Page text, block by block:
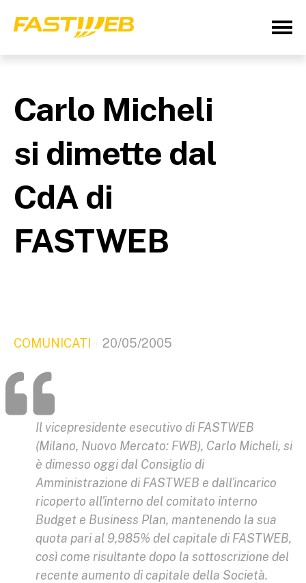
Carlo Micheli
si dimette dal
CdA di
FASTWEB
COMUNICATI 20/05/2005
Il vicepresidente esecutivo di FASTWEB
(Milano, Nuovo Mercato: FWB), Carlo Micheli, si
è dimesso oggi dal Consiglio di
Amministrazione di FASTWEB e dall'incarico
ricoperto all'interno del comitato interno
Budget e Business Plan, mantenendo la sua
quota pari al 9,985% del capitale di FASTWEB,
così come risultante dopo la sottoscrizione del
recente aumento di capitale della Società.